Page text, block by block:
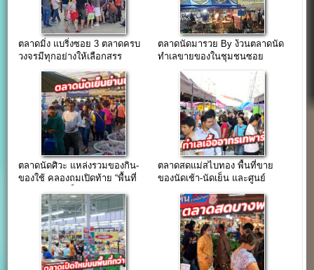
ตลาดมิ่ง แบริ่งซอย 3 ตลาดครบ
วงจรมีทุกอย่างให้เลือกสรร
ตลาดนัดมารวย By ง้วนตลาดนัด
ทำเลขายของในชุมชนซอย
ตลาดนัดศิวะ แหล่งรวมของกิน-
ของใช้ คลองถมเปิดท้าย “พื้นที่
ตลาดสดแม่สไบทอง พื้นที่ขาย
ของนัดเช้า-นัดเย็น และศูนย์